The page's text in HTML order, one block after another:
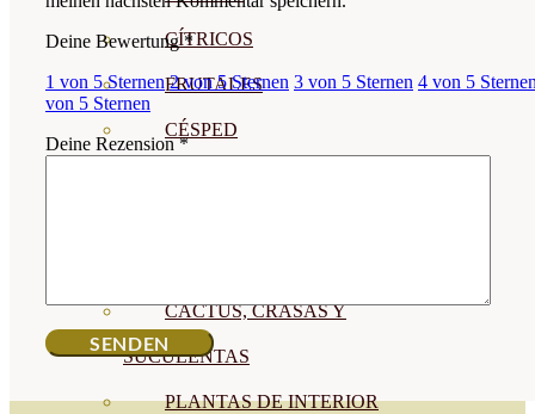
CÍTRICOS
FRUTALES
CÉSPED
CACTUS, CRASAS Y
SUCULENTAS
PLANTAS DE INTERIOR
Deine Bewertung*
1 von 5 Sternen 2 von 5 Sternen 3 von 5 Sternen 4 von 5
von 5 Sternen
Deine Rezension*